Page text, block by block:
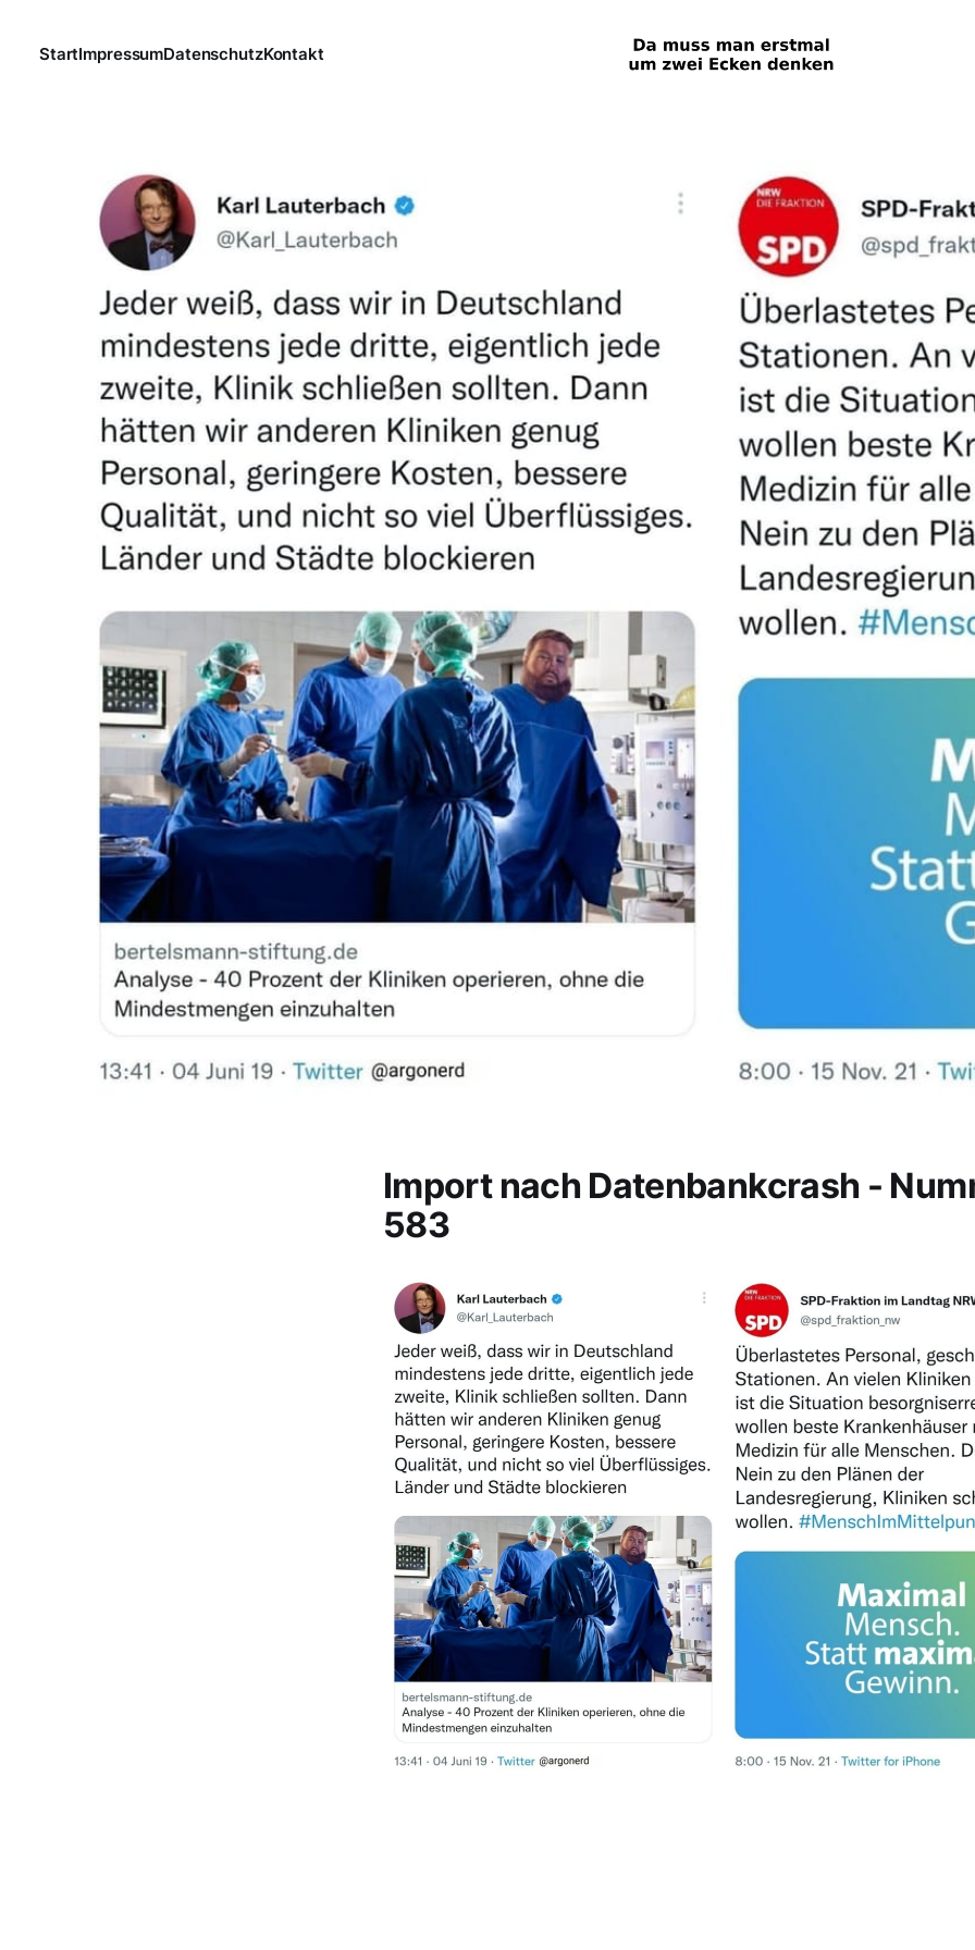
StartImpressumDatenschutzKontakt
Import nach Datenbankcrash -
583